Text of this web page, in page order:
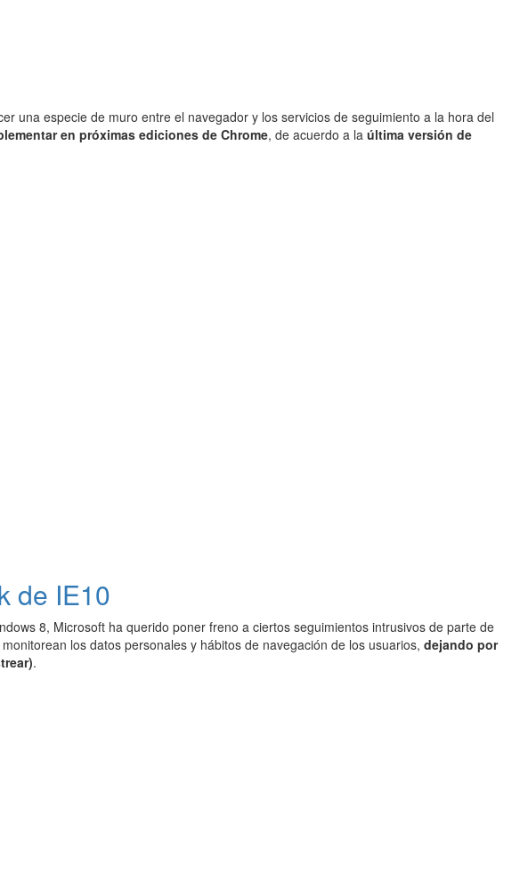
una especie de muro entre el navegador y los servicios de seguimiento a la hora del
en próximas ediciones de Chrome, de acuerdo a la última versión de
de IE10
8, Microsoft ha querido poner freno a ciertos seguimientos intrusivos de parte de
los datos personales y hábitos de navegación de los usuarios, dejando por
.